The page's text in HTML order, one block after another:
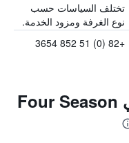
تختلف السياسات حسب
نوع الغرفة ومزود الخدمة.
+82 (0) 51 852 3654
المزايا ووسائل الراحة في Four Season